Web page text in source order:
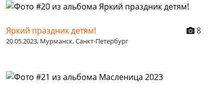
Яркий праздник детям! 8
20.05.2023, Мурманск, Санкт-Петербург